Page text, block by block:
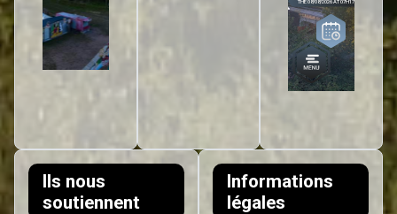
Ils nous
soutiennent
Informations
légales